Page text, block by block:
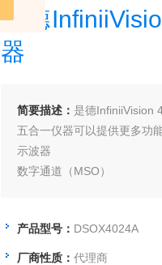
是德
器
简要描述： 是德InfiniiVision
五合一仪器可以提供更多功
示波器
数字通道（MSO）
3 位电压表选件
软件可以全面升级
产品型号： DSOX4024A
厂商性质： 代理商